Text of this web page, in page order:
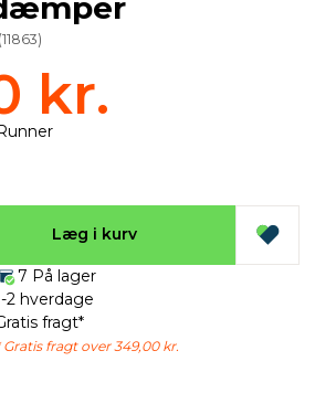
(11863)
kr.
Læg i kurv
7 På lager
2 hverdage
fragt*
Gratis fragt over 349,00 kr.